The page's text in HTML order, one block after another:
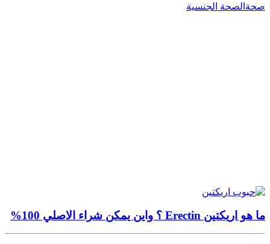
صحة الصحة الجنسية
ما هو اريكتين Erectin ؟ واين يمكن شراء الاصلي 100%